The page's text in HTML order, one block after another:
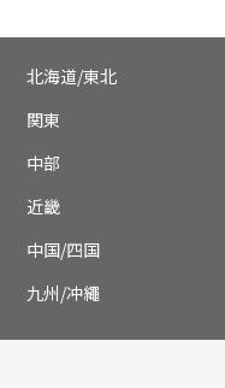
北海道/東北
関東
中部
近畿
中国/四国
九州/冲繩